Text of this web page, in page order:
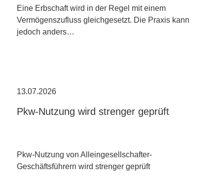
Eine Erbschaft wird in der Regel mit einem
Vermögenszufluss gleichgesetzt. Die Praxis kann
jedoch anders…
13.07.2026
Pkw-Nutzung wird strenger geprüft
Pkw-Nutzung von Alleingesellschafter-
Geschäftsführern wird strenger geprüft